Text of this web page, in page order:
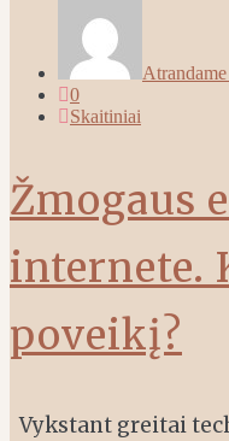
0
Skaitiniai
Žmogaus
internete.
poveikį?
Vykstant greitai